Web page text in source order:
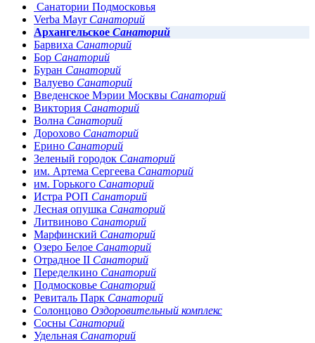
Санатории Подмосковья
Verba Mayr Санаторий
Архангельское Санаторий
Барвиха Санаторий
Бор Санаторий
Буран Санаторий
Валуево Санаторий
Введенское Мэрии Москвы Санаторий
Виктория Санаторий
Волна Санаторий
Дорохово Санаторий
Ерино Санаторий
Зеленый городок Санаторий
им. Артема Сергеева Санаторий
им. Горького Санаторий
Истра РОП Санаторий
Лесная опушка Санаторий
Литвиново Санаторий
Марфинский Санаторий
Озеро Белое Санаторий
Отрадное II Санаторий
Переделкино Санаторий
Подмосковье Санаторий
Ревиталь Парк Санаторий
Солонцово Оздоровительный комплекс
Сосны Санаторий
Удельная Санаторий